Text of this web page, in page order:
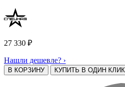
27 330 ₽
Нашли дешевле? ›
В КОРЗИНУ КУПИТЬ В ОДИН КЛИК